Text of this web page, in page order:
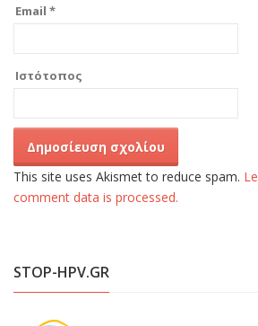
Email *
Ιστότοπος
This site uses Akismet to reduce spam.
comment data is processed.
STOP-HPV.GR